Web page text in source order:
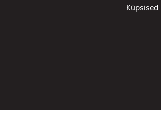
Küpsised